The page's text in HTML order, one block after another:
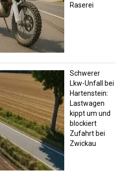
Raserei
Schwerer
Lkw-Unfall bei
Hartenstein:
Lastwagen
kippt um und
blockiert
Zufahrt bei
Zwickau